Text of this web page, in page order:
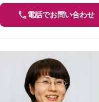
電話でお問い合わせ